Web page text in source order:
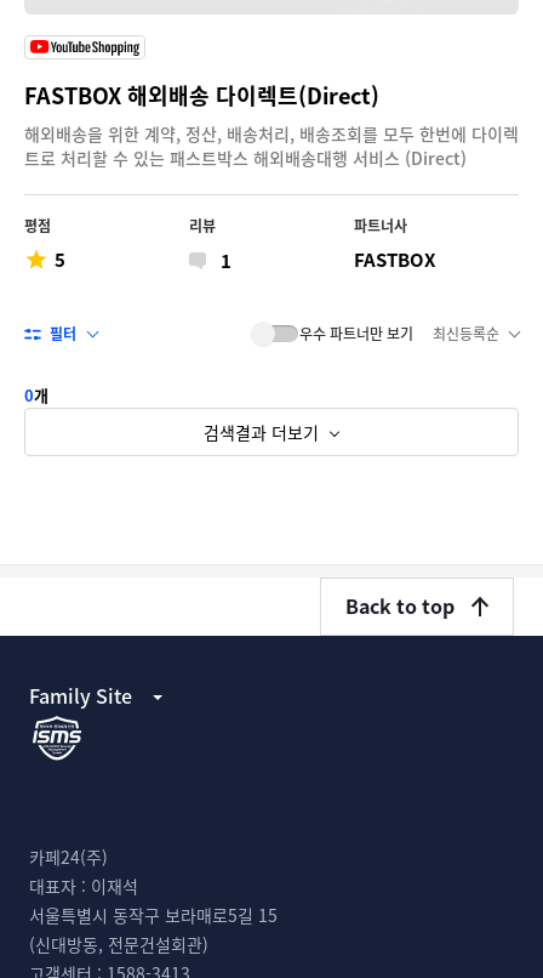
FASTBOX 해외배송 다이렉트(Direct)
해외배송을 위한 계약, 정산, 배송처리, 배송조회를 모두 한번에 다이렉
트로 처리할 수 있는 패스트박스 해외배송대행 서비스 (Direct)
평점
5
리뷰
1
파트너사
FASTBOX
필터
0개
우수 파트너만 보기 최신등록순
검색결과 더보기
Family Site
Back to top
카페24(주)
대표자 : 이재석
서울특별시 동작구 보라매로5길 15
(신대방동, 전문건설회관)
고객센터 : 1588-3413